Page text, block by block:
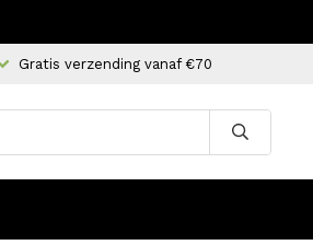
Gratis verzending vanaf €70